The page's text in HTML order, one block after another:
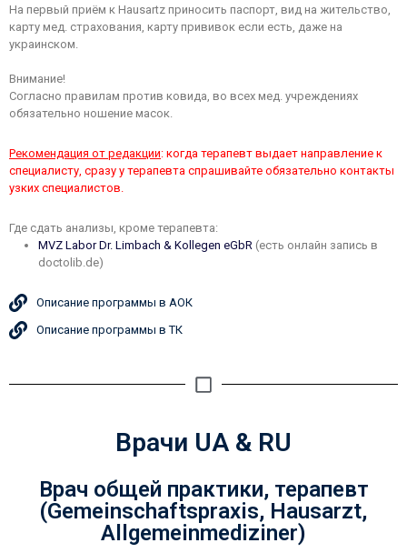
На первый приём к Hausartz приносить паспорт, вид на жительство,
карту мед. страхования, карту прививок если есть, даже на
украинском.
Внимание!
Согласно правилам против ковида, во всех мед. учреждениях
обязательно ношение масок.
Рекомендация от редакции: когда терапевт выдает направление к
специалисту, сразу у терапевта спрашивайте обязательно контакты
узких специалистов.
Где сдать анализы, кроме терапевта:
MVZ Labor Dr. Limbach & Kollegen eGbR (есть онлайн запись в
doctolib.de)
Описание программы в АОК
Описание программы в ТК
Врачи UA & RU
Врач общей практики, терапевт
(Gemeinschaftspraxis, Hausarzt,
Allgemeinmediziner)